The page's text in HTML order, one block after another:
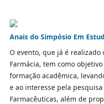
Anais do Simpósio Em
O evento, que já é realizado
Farmácia, tem como
formação acadêmica,
e ao interesse pela
Farmacêuticas, além de